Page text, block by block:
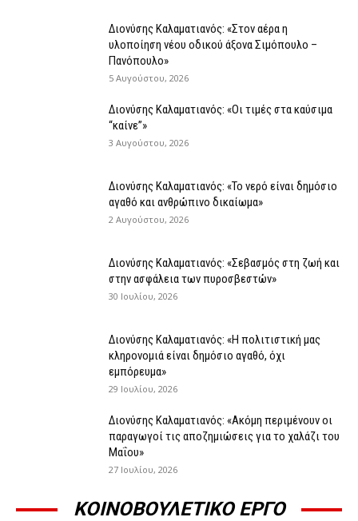
Διονύσης Καλαματιανός: «Στον αέρα η
υλοποίηση νέου οδικού άξονα Σιμόπουλο –
Πανόπουλο»
5 Αυγούστου, 2026
Διονύσης Καλαματιανός: «Οι τιμές στα καύσιμα
“καίνε”»
3 Αυγούστου, 2026
Διονύσης Καλαματιανός: «Το νερό είναι δημόσιο
αγαθό και ανθρώπινο δικαίωμα»
2 Αυγούστου, 2026
Διονύσης Καλαματιανός: «Σεβασμός στη ζωή και
στην ασφάλεια των πυροσβεστών»
30 Ιουλίου, 2026
Διονύσης Καλαματιανός: «Η πολιτιστική μας
κληρονομιά είναι δημόσιο αγαθό, όχι
εμπόρευμα»
29 Ιουλίου, 2026
Διονύσης Καλαματιανός: «Ακόμη περιμένουν οι
παραγωγοί τις αποζημιώσεις για το χαλάζι του
Μαΐου»
27 Ιουλίου, 2026
ΚΟΙΝΟΒΟΥΛΕΤΙΚΟ ΕΡΓΟ